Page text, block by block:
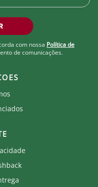
com nossa Política de
de comunicações.